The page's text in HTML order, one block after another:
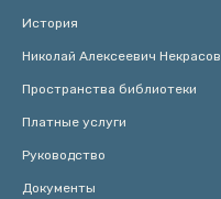
История
Николай Алексеевич Некрасов
Пространства библиотеки
Платные услуги
Руководство
Документы